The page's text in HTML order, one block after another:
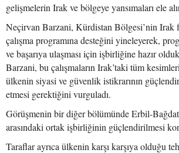
gelişmelerin Irak ve bölgeye yansımaları ele
Neçirvan Barzani, Kürdistan Bölgesi’nin Irak
çalışma programına desteğini yineleyerek,
ve başarıya ulaşması için işbirliğine hazır
Barzani, bu çalışmaların Irak’taki tüm
ülkenin siyasi ve güvenlik istikrarının
etmesi gerektiğini vurguladı.
Görüşmenin bir diğer bölümünde Erbil-
arasındaki ortak işbirliğinin güçlendirilmesi
Taraflar ayrıca ülkenin karşı karşıya olduğu